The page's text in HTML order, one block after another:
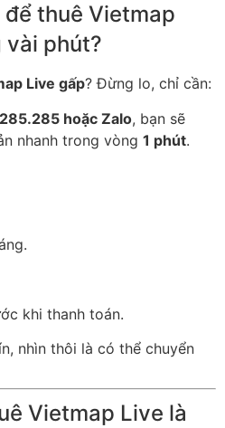
thuê Vietmap
vài phút?
Live gấp? Đừng lo, chỉ cần:
hoặc Zalo, bạn sẽ
nhanh trong vòng 1 phút.
khi thanh toán.
nhìn thôi là có thể chuyển
Vietmap Live là